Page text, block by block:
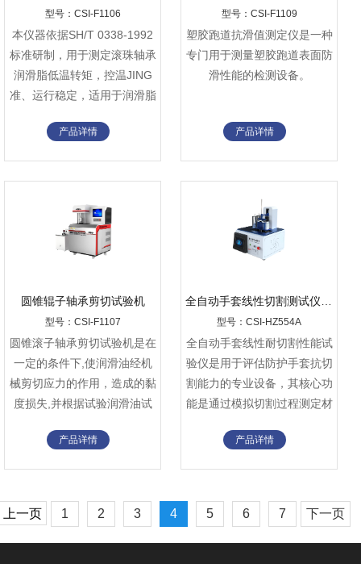
型号：CSI-F1106
本仪器依据SH/T 0338-1992
标准研制，用于测定滚珠轴承
润滑脂低温转矩，控温JING
准、运行稳定，适用于润滑脂
产品详情
型号：CSI-F1109
‌塑胶跑道抗滑值测定仪‌是一种
专门用于测量塑胶跑道表面防
滑性能的检测设备。
产品详情
圆锥辊子轴承剪切试验机
型号：CSI-F1107
圆锥滚子轴承剪切试验机是在
一定的条件下,使润滑油经机
械剪切应力的作用，造成的黏
度损失,并根据试验润滑油试
率来表示润滑油黏度的剪切安
产品详情
型号：CSI-HZ554A
全自动手套线性耐切割性能试
验仪是用于评估防护手套抗切
割能力的专业设备，其核心功
能是通过模拟切割过程测定材
产品详情
上一页 1 2 3 4 5 6 7 下一页